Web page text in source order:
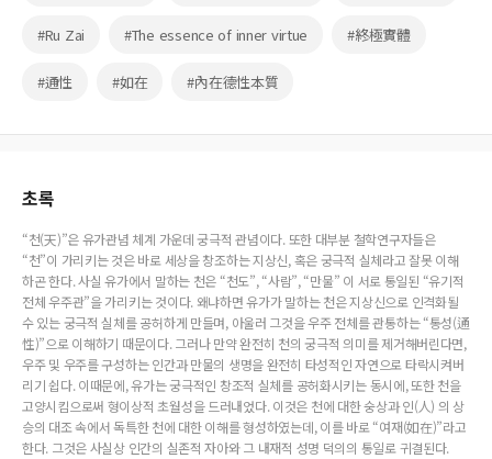
#Ru Zai #The essence of inner virtue #終極實體
#通性 #如在 #內在德性本質
초록
“천(天)”은 유가관념 체계 가운데 궁극적 관념이다. 또한 대부분 철학연구자들은
“천”이 가리키는 것은 바로 세상을 창조하는 지상신, 혹은 궁극적 실체라고 잘못 이해
하곤 한다. 사실 유가에서 말하는 천은 “천도”, “사람”, “만물” 이 서로 통일된 “유기적
전체 우주관”을 가리키는 것이다. 왜냐하면 유가가 말하는 천은 지상신으로 인격화될
수 있는 궁극적 실체를 공허하게 만들며, 아울러 그것을 우주 전체를 관통하는 “통성(通
性)”으로 이해하기 때문이다. 그러나 만약 완전히 천의 궁극적 의미를 제거해버린다면,
우주 및 우주를 구성하는 인간과 만물의 생명을 완전히 타성적인 자연으로 타락시켜버
리기 쉽다. 이때문에, 유가는 궁극적인 창조적 실체를 공허화시키는 동시에, 또한 천을
고양시킴으로써 형이상적 초월성을 드러내었다. 이것은 천에 대한 숭상과 인(人) 의 상
승의 대조 속에서 독특한 천에 대한 이해를 형성하였는데, 이를 바로 “여재(如在)”라고
한다. 그것은 사실상 인간의 실존적 자아와 그 내재적 성명 덕의의 통일로 귀결된다.